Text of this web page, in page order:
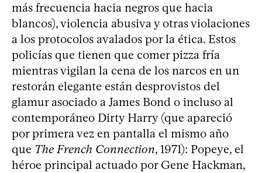
más frecuencia hacia negros que hacia
blancos), violencia abusiva y otras violaciones
a los protocolos avalados por la ética. Estos
policías que tienen que comer pizza fría
mientras vigilan la cena de los narcos en un
restorán elegante están desprovistos del
glamur asociado a James Bond o incluso al
contemporáneo Dirty Harry (que apareció
por primera vez en pantalla el mismo año
que The French Connection, 1971): Popeye, el
héroe principal actuado por Gene Hackman,